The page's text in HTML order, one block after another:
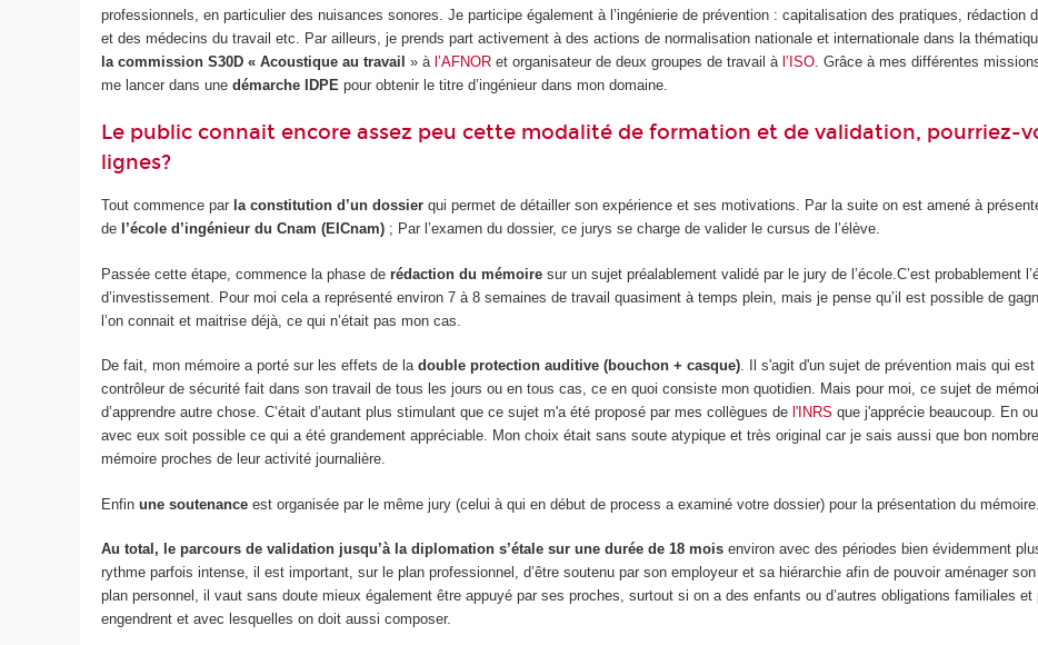
professionnels, en particulier des nuisances sonores. Je participe également à l’ingénierie de prévention : capitalisation des pratiques, rédaction
et des médecins du travail etc. Par ailleurs, je prends part activement à des actions de normalisation nationale et internationale dans la
la commission S30D « Acoustique au travail» àl’AFNOR et organisateur de deux groupes de travail à l’ISO . Grâce à mes différentes
me lancer dans unedémarche IDPE pour obtenir le titre d’ingénieur dans mon domaine.
Le public connait encore assez peu cette modalité de formation et de validation, pourriez-
lignes?
Tout commence par la constitution d’un dossier qui permet de détailler son expérience et ses motivations. Par la suite on est amené à
de l’école d’ingénieur du Cnam (EICnam) ; Par l’examen du dossier, ce jurys se charge de valider le cursus de l’élève.
Passée cette étape, commence la phase derédaction du mémoire sur un sujet préalablement validé par le jury de l’école.C’est probablement
d’investissement. Pour moi cela a représenté environ 7 à 8 semaines de travail quasiment à temps plein, mais je pense qu’il est possible de
l’on connait et maitrise déjà, ce qui n’était pas mon cas.
De fait, mon mémoire a porté sur les effets de ladouble protection auditive (bouchon + casque). Il s'agit d'un sujet de prévention mais qui
contrôleur de sécurité fait dans son travail de tous les jours ou en tous cas, ce en quoi consiste mon quotidien. Mais pour moi, ce sujet de
d’apprendre autre chose. C’était d’autant plus stimulant que ce sujet m'a été proposé par mes collègues de l'INRS que j'apprécie beaucoup. En
avec eux soit possible ce qui a été grandement appréciable. Mon choix était sans soute atypique et très original car je sais aussi que bon nombre
mémoire proches de leur activité journalière.
Enfinune soutenance est organisée par le même jury (celui à qui en début de process a examiné votre dossier) pour la présentation du mémoire.
Au total, le parcours de validation jusqu’à la diplomation s’étale sur une durée de 18 mois environ avec des périodes bien évidemment
rythme parfois intense, il est important, sur le plan professionnel, d’être soutenu par son employeur et sa hiérarchie afin de pouvoir aménager
plan personnel, il vaut sans doute mieux également être appuyé par ses proches, surtout si on a des enfants ou d’autres obligations familiales
engendrent et avec lesquelles on doit aussi composer.